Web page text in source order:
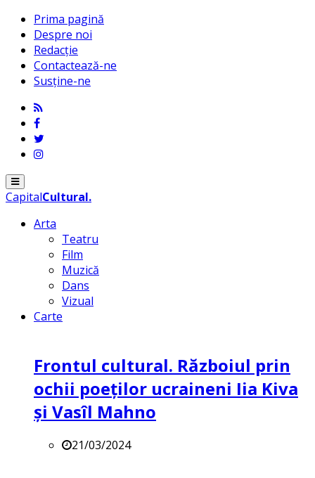
Prima pagină
Despre noi
Redacție
Contactează-ne
Susține-ne
Menu
CapitalCultural.
Arta
Teatru
Film
Muzică
Dans
Vizual
Carte
Frontul cultural. Războiul prin
ochii poeților ucraineni Iia Kiva
și Vasîl Mahno
21/03/2024